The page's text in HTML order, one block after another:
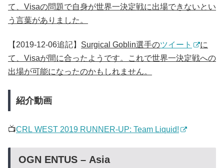
て、Visaの問題で自身が世界一決定戦に出場できないとい
う言葉がありました。
【2019-12-06追記】 Surgical Goblin選手のツイート
に
て、Visaが間に合ったようです。これで世界一決定戦への
出場が可能になったのかもしれません。
紹介動画
📺CRL WEST 2019 RUNNER-UP: Team Liquid!
OGN ENTUS – Asia